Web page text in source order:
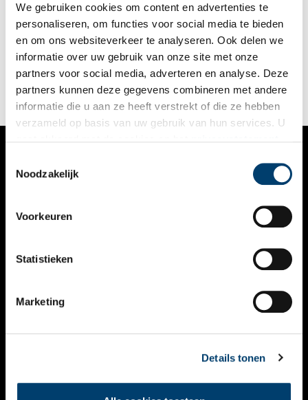
We gebruiken cookies om content en advertenties te
personaliseren, om functies voor social media te bieden
en om ons websiteverkeer te analyseren. Ook delen we
informatie over uw gebruik van onze site met onze
partners voor social media, adverteren en analyse. Deze
partners kunnen deze gegevens combineren met andere
informatie die u aan ze heeft verstrekt of die ze hebben
verzameld op basis van uw gebruik van hun services. U
Noodzakelijk
Voorkeuren
Statistieken
Marketing
Details tonen
Korenmolen Kijkduin is een baken in Schoorl. Al sinds medio
zestiende eeuw wordt op deze plek graan gemalen. Inwoners
van Schoorl, Camperduin en Groet brachten er hun tarwe,
rogge, bonen en erwten om te laten malen. De huidige molen
is ruim 250 jaar oud en doet tegenwoordig dienst als
instructiemolen voor de opleiding van vrijwilligers.
VERHALEN
KALENDER
THEMA’S
VIDEO’S
CONTACT